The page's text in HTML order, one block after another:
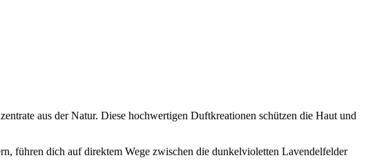
aus der Natur. Diese hochwertigen Duftkreationen schützen die Haut und
führen dich auf direktem Wege zwischen die dunkelvioletten Lavendelfelder